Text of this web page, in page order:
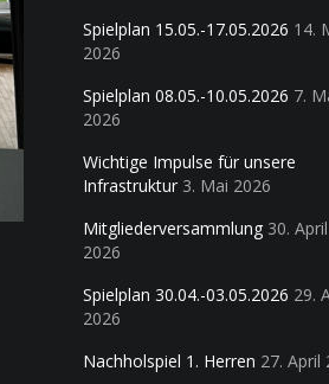
Spielplan 15.05.-17.05.2026 14.
2026
Spielplan 08.05.-10.05.2026 7.
2026
Wichtige Impulse für unsere
Infrastruktur 3. Mai 2026
Mitgliederversammlung 30. April
2026
Spielplan 30.04.-03.05.2026 29.
2026
Nachholspiel 1. Herren 27. April